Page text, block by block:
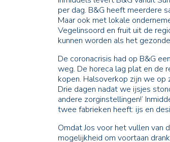
per dag. B&G heeft meerdere
Maar ook met lokale
Vegelinsoord en fruit uit de
kunnen worden als het
De coronacrisis had op B&G
weg. De horeca lag plat en de
kopen. Halsoverkop zijn we
Drie dagen nadat we ijsjes
andere zorginstellingen!’
twee fabrieken heeft: ijs en
Omdat Jos voor het vullen
mogelijkheid om voortaan